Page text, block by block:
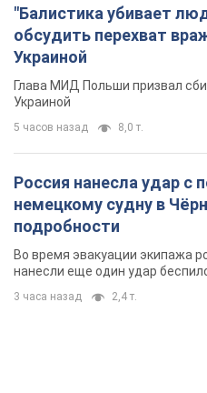
"Балистика убивает
обсудить перехват
Украиной
Глава МИД Польши призвал
Украиной
5 часов назад 8,0 т.
Россия нанесла удар
немецкому судну в
подробности
Во время эвакуации экипажа
нанесли еще один удар
3 часа назад 2,4 т.